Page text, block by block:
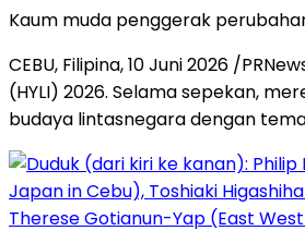
Kaum muda penggerak
CEBU, Filipina, 10 Juni 2026 /
(HYLI) 2026. Selama sepekan,
budaya lintasnegara dengan